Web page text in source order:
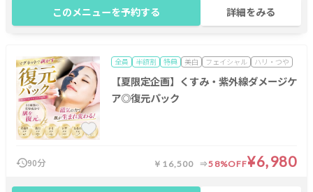
このメニューを予約する 詳細をみる
全員 半額割 特典 美白 フェイシャル ハリ・つや
【夏限定企画】くすみ・紫外線ダメージケ
ア◎復元パック
90分 ￥16,500 58%OFF¥6,980